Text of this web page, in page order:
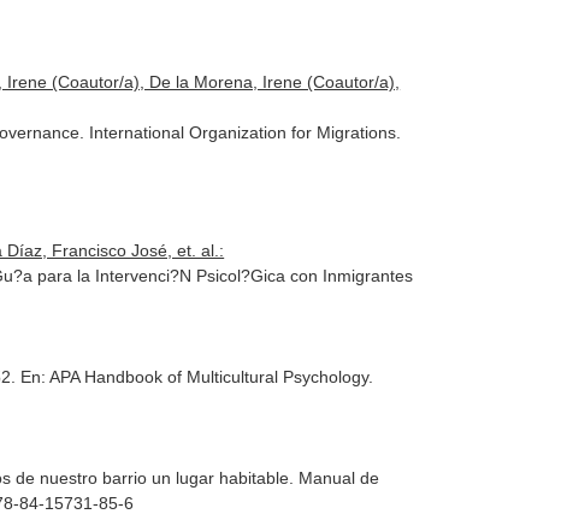
(Coautor/a), De la Morena, Irene (Coautor/a),
International Organization for Migrations.
Francisco José, et. al.:
para la Intervenci?N Psicol?Gica con Inmigrantes
En: APA Handbook of Multicultural Psychology.
de nuestro barrio un lugar habitable. Manual de
84-15731-85-6